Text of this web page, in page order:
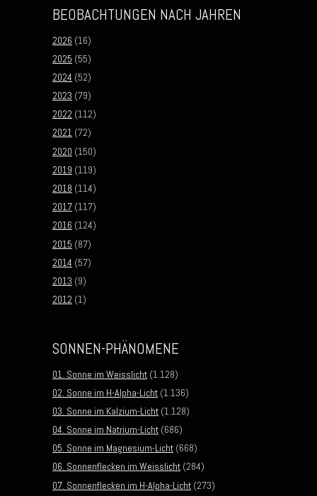
BEOBACHTUNGEN NACH JAHREN
2026 (16)
2025 (55)
2024 (52)
2023 (79)
2022 (112)
2021 (72)
2020 (150)
2019 (119)
2018 (114)
2017 (117)
2016 (124)
2015 (87)
2014 (57)
2013 (9)
2012 (1)
SONNEN-PHÄNOMENE
01. Sonne im Weisslicht (1.128)
02. Sonne im H-Alpha-Licht (1.136)
03. Sonne im Kalzium-Licht (1.128)
04. Sonne im Natrium-Licht (686)
05. Sonne im Magnesium-Licht (668)
06. Sonnenflecken im Weisslicht (284)
07. Sonnenflecken im H-Alpha-Licht (273)